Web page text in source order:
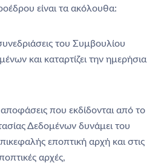
είναι τα ακόλουθα:
του Συμβουλίου
και καταρτίζει την ημερήσια
που εκδίδονται από το
Δεδομένων δυνάμει του
εποπτική αρχή και στις
αρχές,